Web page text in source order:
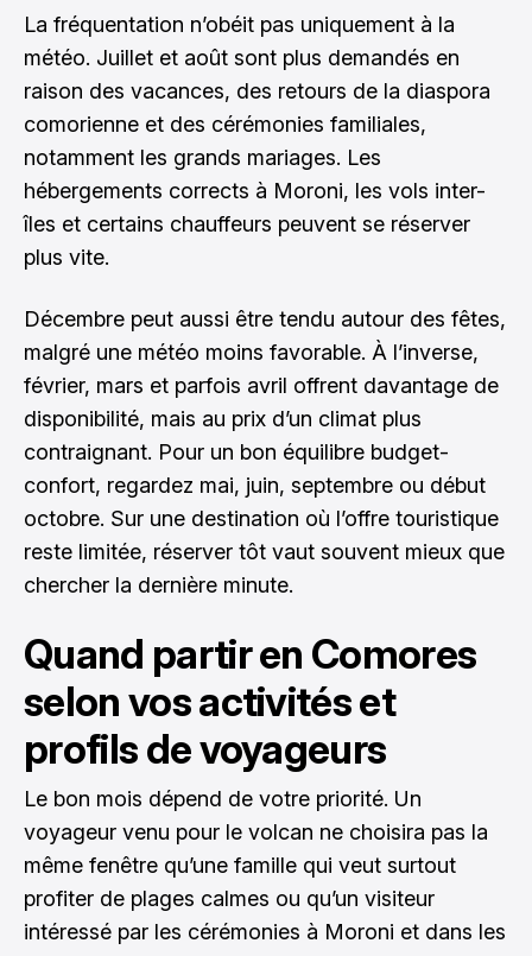
La fréquentation n’obéit pas uniquement à la
météo. Juillet et août sont plus demandés en
raison des vacances, des retours de la diaspora
comorienne et des cérémonies familiales,
notamment les grands mariages. Les
hébergements corrects à Moroni, les vols inter-
îles et certains chauffeurs peuvent se réserver
plus vite.
Décembre peut aussi être tendu autour des fêtes,
malgré une météo moins favorable. À l’inverse,
février, mars et parfois avril offrent davantage de
disponibilité, mais au prix d’un climat plus
contraignant. Pour un bon équilibre budget-
confort, regardez mai, juin, septembre ou début
octobre. Sur une destination où l’offre touristique
reste limitée, réserver tôt vaut souvent mieux que
chercher la dernière minute.
Quand partir en Comores
selon vos activités et
profils de voyageurs
Le bon mois dépend de votre priorité. Un
voyageur venu pour le volcan ne choisira pas la
même fenêtre qu’une famille qui veut surtout
profiter de plages calmes ou qu’un visiteur
intéressé par les cérémonies à Moroni et dans les